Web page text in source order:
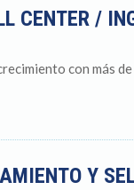
CENTER /
con más
Y